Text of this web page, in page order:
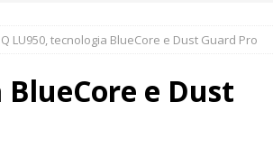
LU950, tecnologia BlueCore e Dust Guard Pro
e Dust